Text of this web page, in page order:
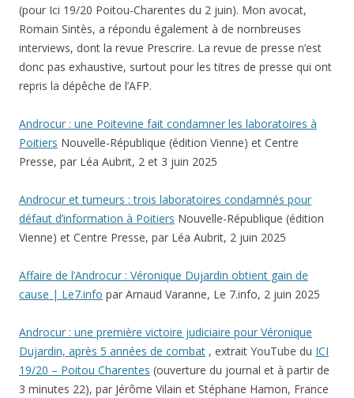
(pour Ici 19/20 Poitou-Charentes du 2 juin). Mon avocat,
Romain Sintès, a répondu également à de nombreuses
interviews, dont la revue Prescrire. La revue de presse n’est
donc pas exhaustive, surtout pour les titres de presse qui ont
repris la dépêche de l’AFP.
Androcur : une Poitevine fait condamner les laboratoires à
Poitiers Nouvelle-République (édition Vienne) et Centre
Presse, par Léa Aubrit, 2 et 3 juin 2025
Androcur et tumeurs : trois laboratoires condamnés pour
défaut d’information à Poitiers Nouvelle-République (édition
Vienne) et Centre Presse, par Léa Aubrit, 2 juin 2025
Affaire de l’Androcur : Véronique Dujardin obtient gain de
cause | Le7.info par Arnaud Varanne, Le 7.info, 2 juin 2025
Androcur : une première victoire judiciaire pour Véronique
Dujardin, après 5 années de combat , extrait YouTube du ICI
19/20 – Poitou Charentes (ouverture du journal et à partir de
3 minutes 22), par Jérôme Vilain et Stéphane Hamon, France